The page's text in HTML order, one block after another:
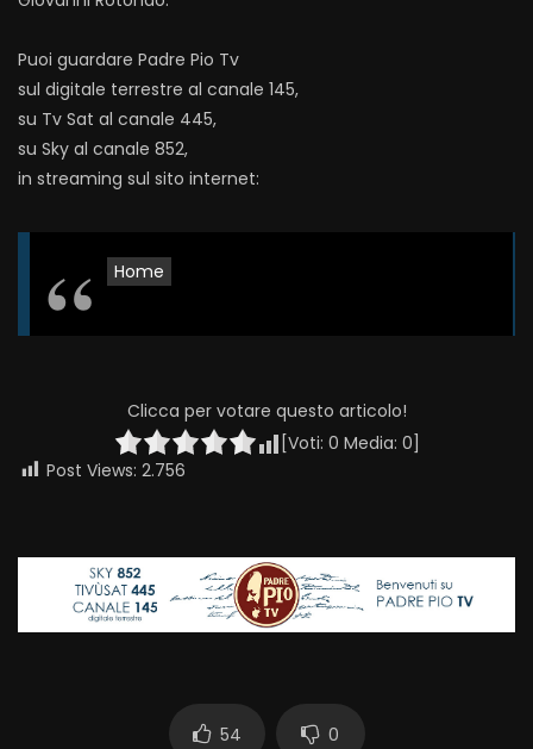
Puoi guardare Padre Pio Tv
sul digitale terrestre al canale 145,
su Tv Sat al canale 445,
su Sky al canale 852,
in streaming sul sito internet:
Home
Clicca per votare questo articolo!
[Voti: 0 Media: 0]
Post Views: 2.756
54 0